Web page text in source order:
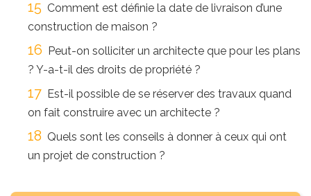
Comment est définie la date de livraison d’une
construction de maison ?
Peut-on solliciter un architecte que pour les plans
? Y-a-t-il des droits de propriété ?
Est-il possible de se réserver des travaux quand
on fait construire avec un architecte ?
Quels sont les conseils à donner à ceux qui ont
un projet de construction ?